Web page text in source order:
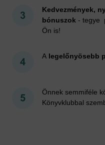
Kedvezmények,
bónuszok - tegye
Ön is!
A legelőnyösebb
Önnek semmiféle
Könyvklubbal